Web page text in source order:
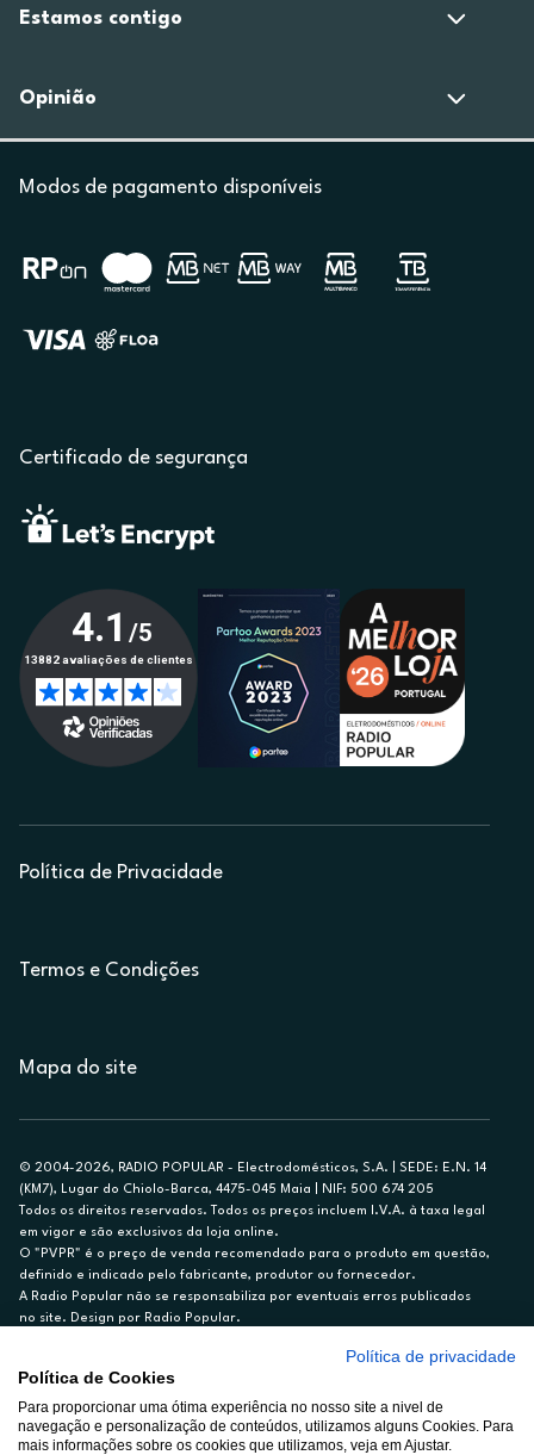
Estamos contigo
Opinião
Modos de pagamento disponíveis
Certificado de segurança
Política de Privacidade
Termos e Condições
Mapa do site
© 2004-2026, RADIO POPULAR - Electrodomésticos, S.A. | SEDE: E.N. 14
(KM7), Lugar do Chiolo-Barca, 4475-045 Maia | NIF: 500 674 205
Todos os direitos reservados. Todos os preços incluem I.V.A. à taxa legal
em vigor e são exclusivos da loja online.
O "PVPR" é o preço de venda recomendado para o produto em questão,
definido e indicado pelo fabricante, produtor ou fornecedor.
A Radio Popular não se responsabiliza por eventuais erros publicados
no site. Design por Radio Popular.
Ex. para limite de crédito de €1.500, reembolsado em 12 meses, TAN
14,79%.
Crédito sujeito a aprovação pelo Cetelem, marca BNP Paribas Personal
Finance, S.A., Sucursal em Portugal. Informe-se no 21 721 90 00 (dias
Política de privacidade
Política de Cookies
Para proporcionar uma ótima experiência no nosso site a nivel de
navegação e personalização de conteúdos, utilizamos alguns Cookies. Para
mais informações sobre os cookies que utilizamos, veja em Ajustar.